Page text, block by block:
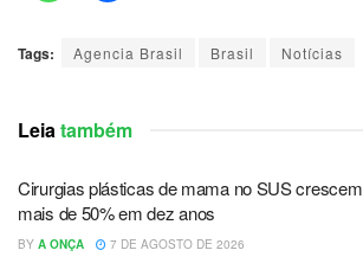
Tags: Agencia Brasil Brasil Notícias
Leia também
Cirurgias plásticas de mama no SUS crescem
mais de 50% em dez anos
BY A ONÇA 7 DE AGOSTO DE 2026